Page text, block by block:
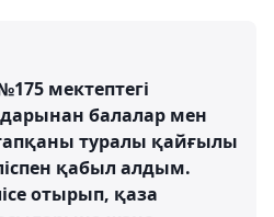
мектептегі
балалар мен
туралы қайғылы
қабыл алдым.
отырып, қаза